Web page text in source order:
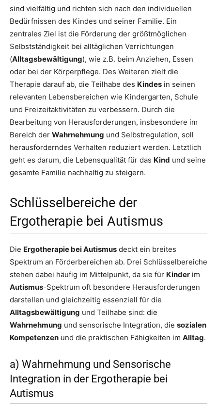
sind vielfältig und richten sich nach den individuellen
Bedürfnissen des Kindes und seiner Familie. Ein
zentrales Ziel ist die Förderung der größtmöglichen
Selbstständigkeit bei alltäglichen Verrichtungen
(Alltagsbewältigung), wie z.B. beim Anziehen, Essen
oder bei der Körperpflege. Des Weiteren zielt die
Therapie darauf ab, die Teilhabe des Kindes in seinen
relevanten Lebensbereichen wie Kindergarten, Schule
und Freizeitaktivitäten zu verbessern. Durch die
Bearbeitung von Herausforderungen, insbesondere im
Bereich der Wahrnehmung und Selbstregulation, soll
herausforderndes Verhalten reduziert werden. Letztlich
geht es darum, die Lebensqualität für das Kind und seine
gesamte Familie nachhaltig zu steigern.
Schlüsselbereiche der
Ergotherapie bei Autismus
Die Ergotherapie bei Autismus deckt ein breites
Spektrum an Förderbereichen ab. Drei Schlüsselbereiche
stehen dabei häufig im Mittelpunkt, da sie für Kinder im
Autismus-Spektrum oft besondere Herausforderungen
darstellen und gleichzeitig essenziell für die
Alltagsbewältigung und Teilhabe sind: die
Wahrnehmung und sensorische Integration, die sozialen
Kompetenzen und die praktischen Fähigkeiten im Alltag.
a) Wahrnehmung und Sensorische
Integration in der Ergotherapie bei
Autismus